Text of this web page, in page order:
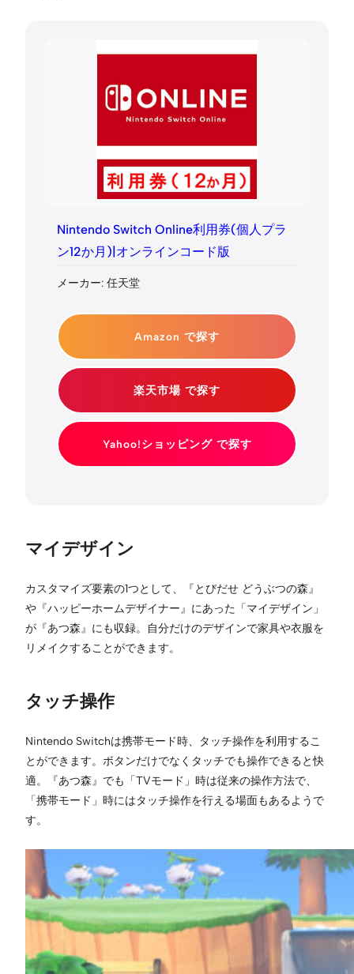
Nintendo Switch Online利用券(個人プラ
ン12か月)|オンラインコード版
メーカー: 任天堂
Amazon で探す
楽天市場 で探す
Yahoo!ショッピング で探す
マイデザイン
カスタマイズ要素の1つとして、『とびだせ どうぶつの森』
や『ハッピーホームデザイナー』にあった「マイデザイン」
が『あつ森』にも収録。自分だけのデザインで家具や衣服を
リメイクすることができます。
タッチ操作
Nintendo Switchは携帯モード時、タッチ操作を利用するこ
とができます。ボタンだけでなくタッチでも操作できると快
適。『あつ森』でも「TVモード」時は従来の操作方法で、
「携帯モード」時にはタッチ操作を行える場面もあるようで
す。